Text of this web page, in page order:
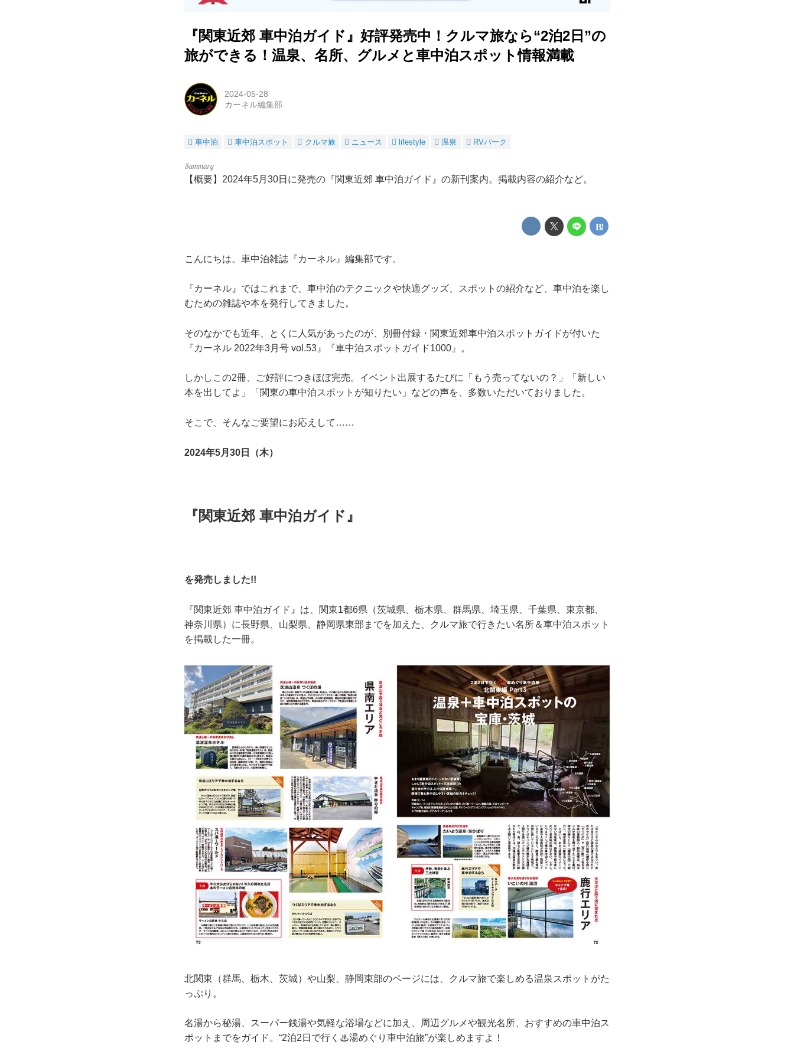
『関東近郊 車中泊ガイド』好評発売中！クルマ旅なら“2泊2日”の
旅ができる！温泉、名所、グルメと車中泊スポット情報満載
2024-05-28
カーネル編集部
車中泊 車中泊スポット クルマ旅 ニュース lifestyle 温泉 RVパーク
【概要】2024年5月30日に発売の『関東近郊 車中泊ガイド』の新刊案内。掲載内容の紹介など。
こんにちは。車中泊雑誌『カーネル』編集部です。
『カーネル』ではこれまで、車中泊のテクニックや快適グッズ、スポットの紹介など、車中泊を楽し
むための雑誌や本を発行してきました。
そのなかでも近年、とくに人気があったのが、別冊付録・関東近郊車中泊スポットガイドが付いた
『カーネル 2022年3月号 vol.53』『車中泊スポットガイド1000』。
しかしこの2冊、ご好評につきほぼ完売。イベント出展するたびに「もう売ってないの？」「新しい
本を出してよ」「関東の車中泊スポットが知りたい」などの声を、多数いただいておりました。
そこで、そんなご要望にお応えして……
2024年5月30日（木）
『関東近郊 車中泊ガイド』
を発売しました!!
『関東近郊 車中泊ガイド』は、関東1都6県（茨城県、栃木県、群馬県、埼玉県、千葉県、東京都、
神奈川県）に長野県、山梨県、静岡県東部までを加えた、クルマ旅で行きたい名所＆車中泊スポット
を掲載した一冊。
北関東（群馬、栃木、茨城）や山梨、静岡東部のページには、クルマ旅で楽しめる温泉スポットがた
っぷり。
名湯から秘湯、スーパー銭湯や気軽な浴場などに加え、周辺グルメや観光名所、おすすめの車中泊ス
ポットまでをガイド。“2泊2日で行く♨湯めぐり車中泊旅”が楽しめますよ！